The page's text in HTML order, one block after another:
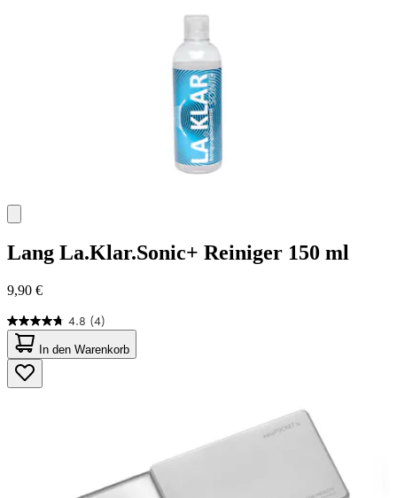
Lang La.Klar.Sonic+ Reiniger 150 ml
9,90 €
4.8 (4)
4.8
von
5
Sternen.
4
In den Warenkorb